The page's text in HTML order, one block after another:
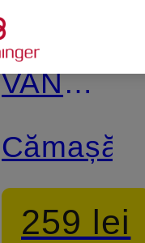
Emily
VAN
DEN
Cămașă
259 lei